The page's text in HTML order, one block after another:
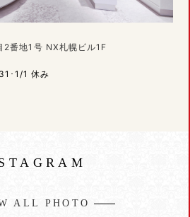
番地1号 NX札幌ビル1F
･1/1 休み
ALL PHOTO